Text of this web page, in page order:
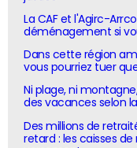
La CAF et l'Agirc-
déménagement si
Dans cette région
vous pourriez tuer
Ni plage, ni
des vacances selon
Des millions de
retard : les caisses